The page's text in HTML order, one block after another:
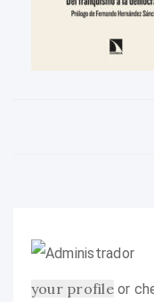
your profileor